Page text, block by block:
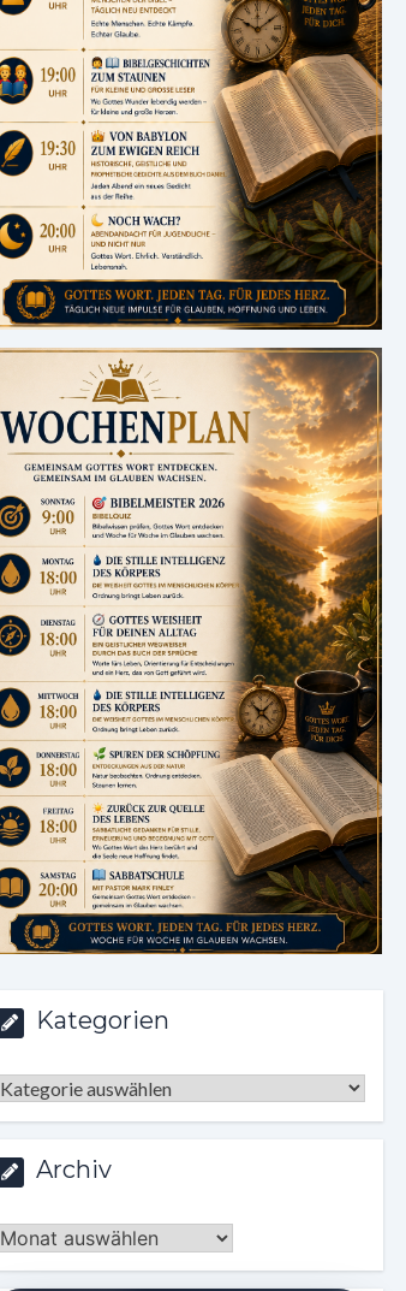
Kategorien
Kategorien
Archiv
Archiv